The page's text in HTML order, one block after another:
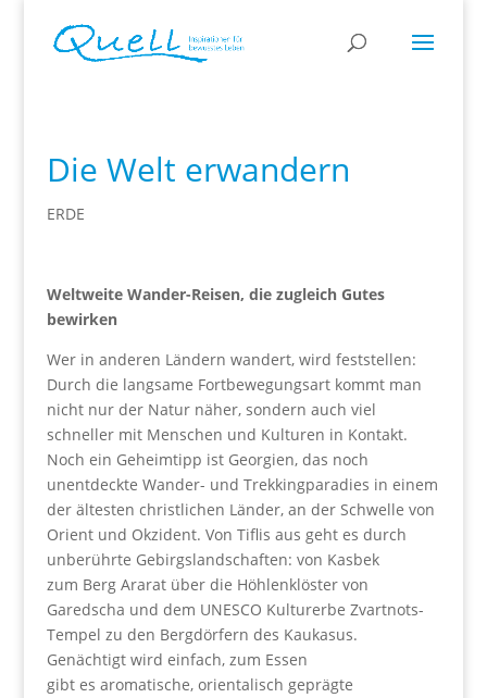
Die Welt erwandern
ERDE
Weltweite Wander-Reisen, die zugleich Gutes
bewirken
Wer in anderen Ländern wandert, wird feststellen:
Durch die langsame Fortbewegungsart kommt man
nicht nur der Natur näher, sondern auch viel
schneller mit Menschen und Kulturen in Kontakt.
Noch ein Geheimtipp ist Georgien, das noch
unentdeckte Wander- und Trekkingparadies in einem
der ältesten christlichen Länder, an der Schwelle von
Orient und Okzident. Von Tiflis aus geht es durch
unberührte Gebirgslandschaften: von Kasbek
zum Berg Ararat über die Höhlenklöster von
Garedscha und dem UNESCO Kulturerbe Zvartnots-
Tempel zu den Bergdörfern des Kaukasus.
Genächtigt wird einfach, zum Essen
gibt es aromatische, orientalisch geprägte